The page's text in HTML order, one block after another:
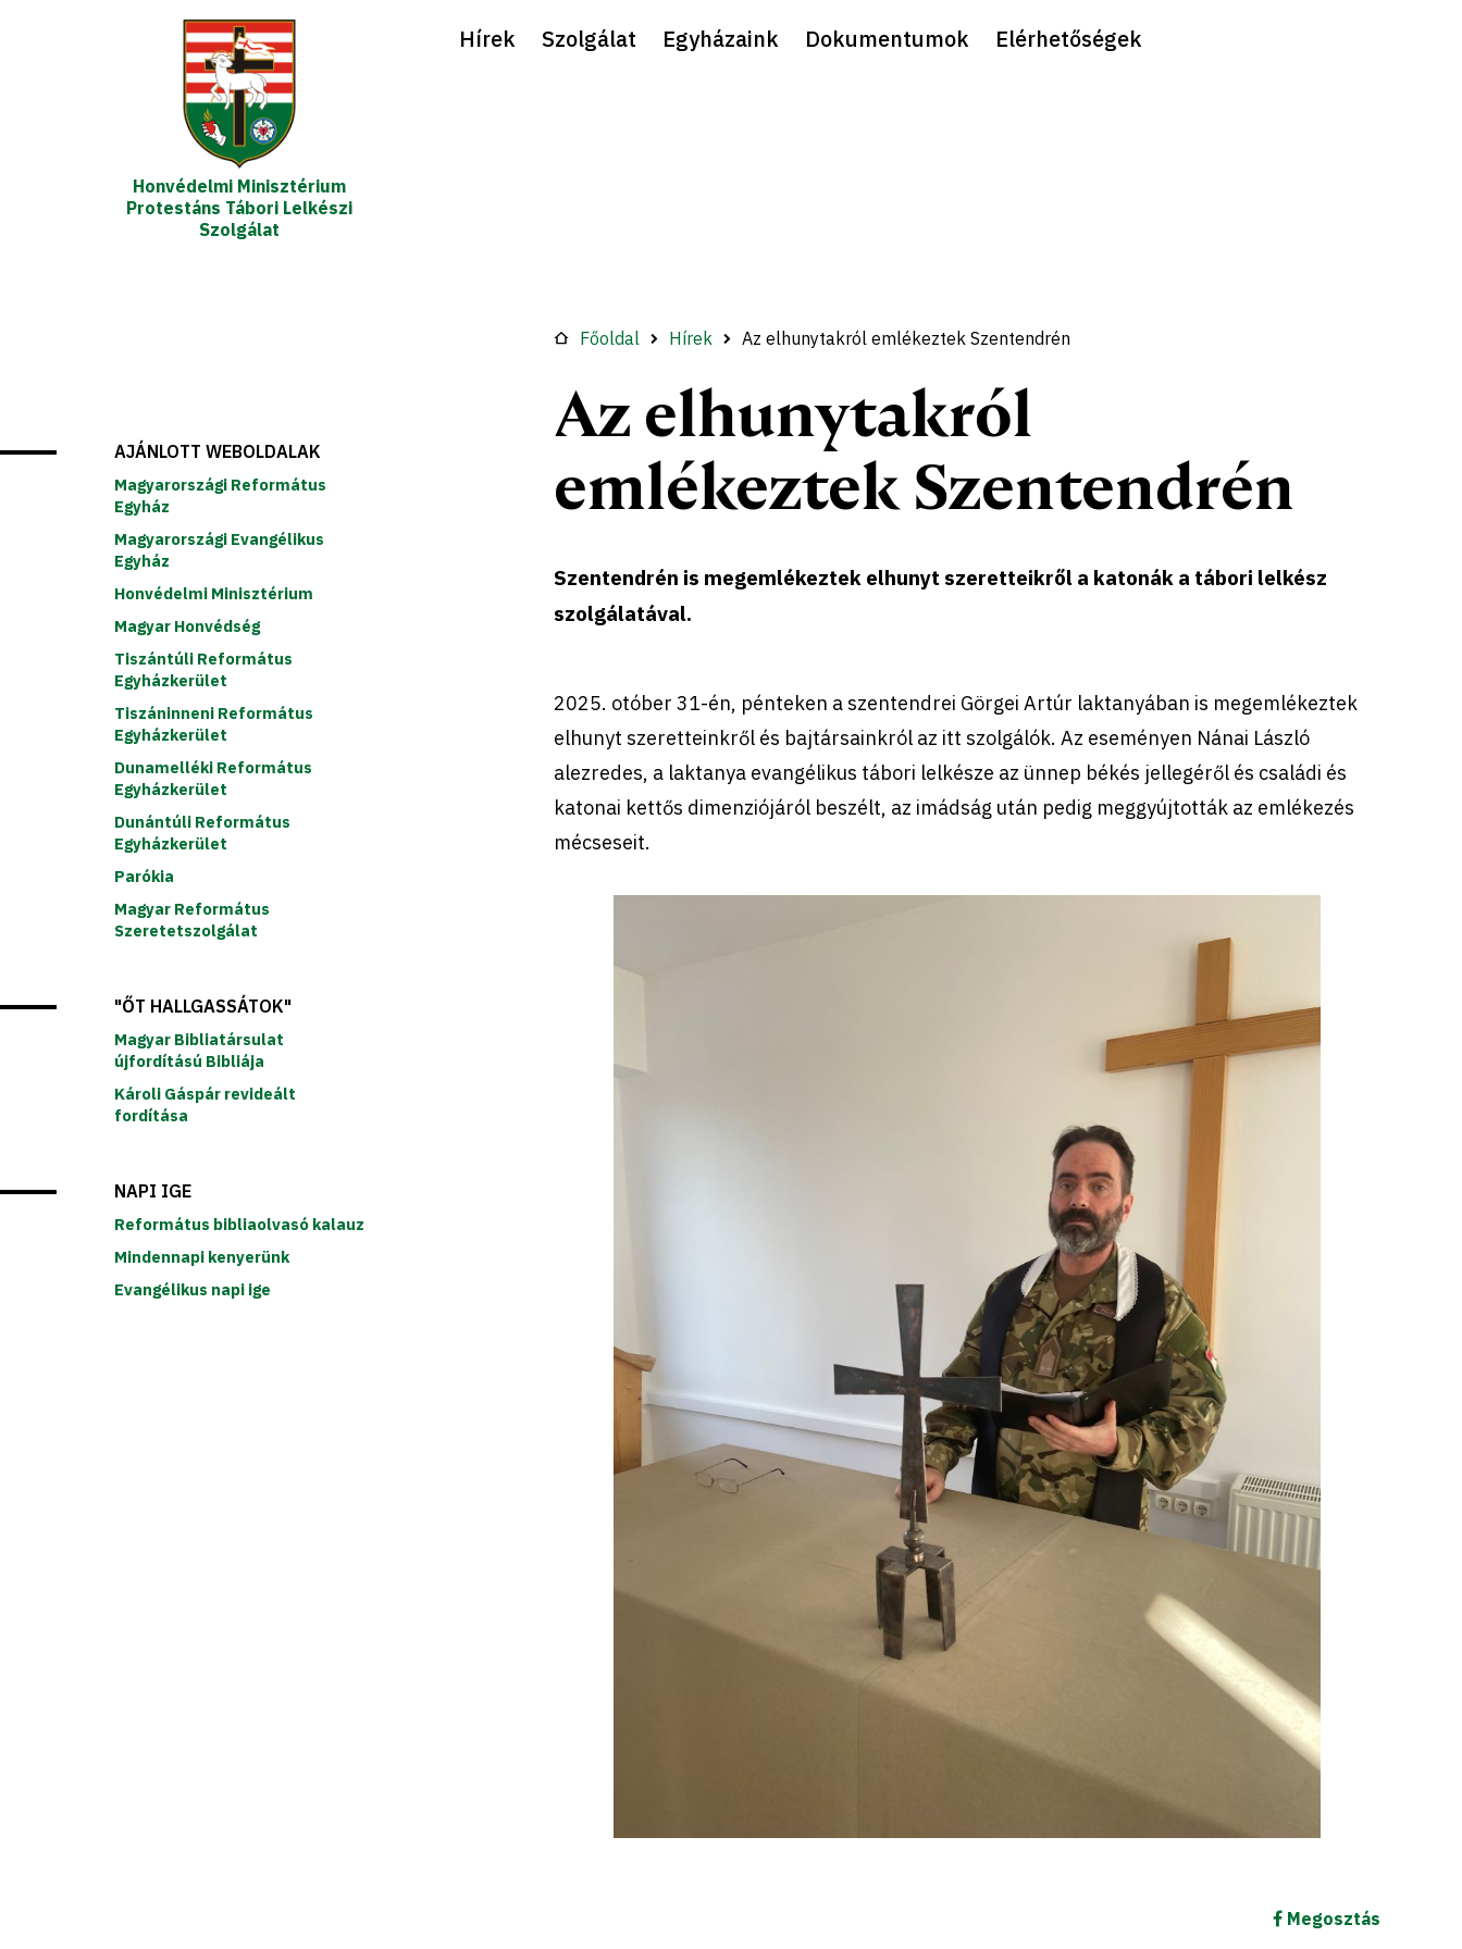
Honvédelmi Minisztérium
Protestáns Tábori Lelkészi
Szolgálat
Hírek Szolgálat Egyházaink Dokumentumok Elérhetőségek
AJÁNLOTT WEBOLDALAK
Magyarországi Református
Egyház
Magyarországi Evangélikus
Egyház
Honvédelmi Minisztérium
Magyar Honvédség
Tiszántúli Református
Egyházkerület
Tiszáninneni Református
Egyházkerület
Dunamelléki Református
Egyházkerület
Dunántúli Református
Egyházkerület
Parókia
Magyar Református
Szeretetszolgálat
"ŐT HALLGASSÁTOK"
Magyar Bibliatársulat
újfordítású Bibliája
Károli Gáspár revideált
fordítása
NAPI IGE
Református bibliaolvasó kalauz
Mindennapi kenyerünk
Evangélikus napi ige
Főoldal Hírek Az elhunytakról emlékeztek Szentendrén
Az elhunytakról
emlékeztek Szentendrén
Szentendrén is megemlékeztek elhunyt szeretteikről a katonák a tábori lelkész
szolgálatával.
2025. otóber 31-én, pénteken a szentendrei Görgei Artúr laktanyában is megemlékeztek
elhunyt szeretteinkről és bajtársainkról az itt szolgálók. Az eseményen Nánai László
alezredes, a laktanya evangélikus tábori lelkésze az ünnep békés jellegéről és családi és
katonai kettős dimenziójáról beszélt, az imádság után pedig meggyújtották az emlékezés
mécseseit.
Megosztás